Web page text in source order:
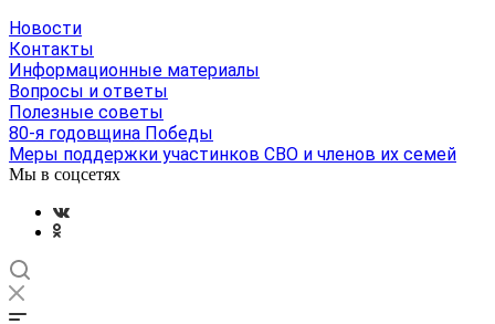
Новости
Контакты
Информационные материалы
Вопросы и ответы
Полезные советы
80-я годовщина Победы
Меры поддержки участинков СВО и членов их семей
Мы в соцсетях